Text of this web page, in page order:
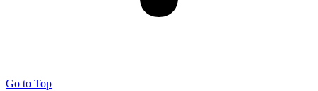
Go to Top